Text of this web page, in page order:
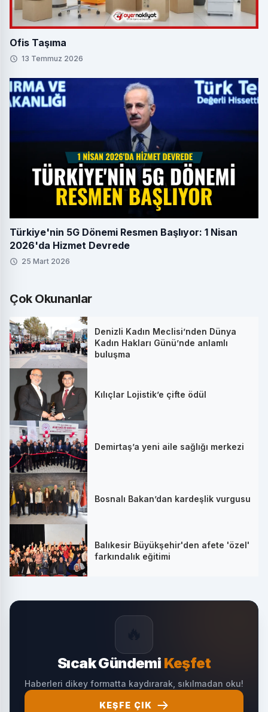
Ofis Taşıma
13 Temmuz 2026
Türkiye'nin 5G Dönemi Resmen Başlıyor: 1 Nisan
2026'da Hizmet Devrede
25 Mart 2026
Çok Okunanlar
Denizli Kadın Meclisi’nden Dünya
Kadın Hakları Günü’nde anlamlı
buluşma
Kılıçlar Lojistik’e çifte ödül
Demirtaş’a yeni aile sağlığı merkezi
Bosnalı Bakan’dan kardeşlik vurgusu
Balıkesir Büyükşehir'den afete 'özel'
farkındalık eğitimi
Sıcak Gündemi Keşfet
Haberleri dikey formatta kaydırarak, sıkılmadan oku!
KEŞFE ÇIK